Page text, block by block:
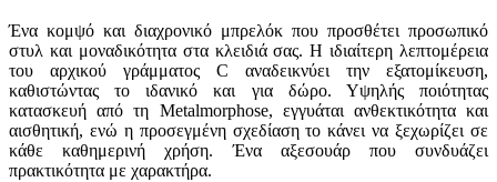
Ένα κομψό και διαχρονικό μπρελόκ που προσθέτει προσωπικό
στυλ και μοναδικότητα στα κλειδιά σας. Η ιδιαίτερη λεπτομέρεια
του αρχικού γράμματος C αναδεικνύει την εξατομίκευση,
καθιστώντας το ιδανικό και για δώρο. Υψηλής ποιότητας
κατασκευή από τη Metalmorphose, εγγυάται ανθεκτικότητα και
αισθητική, ενώ η προσεγμένη σχεδίαση το κάνει να ξεχωρίζει σε
κάθε καθημερινή χρήση. Ένα αξεσουάρ που συνδυάζει
πρακτικότητα με χαρακτήρα.